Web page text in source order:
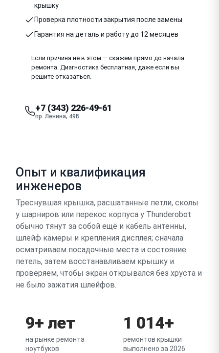
крышку
Проверка плотности закрытия после замены
Гарантия на деталь и работу до 12 месяцев
Если причина не в этом — скажем прямо до начала
ремонта. Диагностика бесплатная, даже если вы
решите отказаться.
+7 (343) 226-49-61
пр. Ленина, 49Б
Опыт и квалификация
инженеров
Треснувшая крышка, расшатанные петли, сколы
у шарниров или перекос корпуса у Thunderobot
обычно тянут за собой ещё и кабель антенны,
шлейф камеры и крепления дисплея; сначала
осматриваем посадочные места и состояние
петель, затем восстанавливаем крышку и
проверяем, чтобы экран открывался без хруста и
не было зажатия шлейфов.
9+ лет
на рынке ремонта
ноутбуков
1 014+
ремонтов крышки
выполнено за 2026